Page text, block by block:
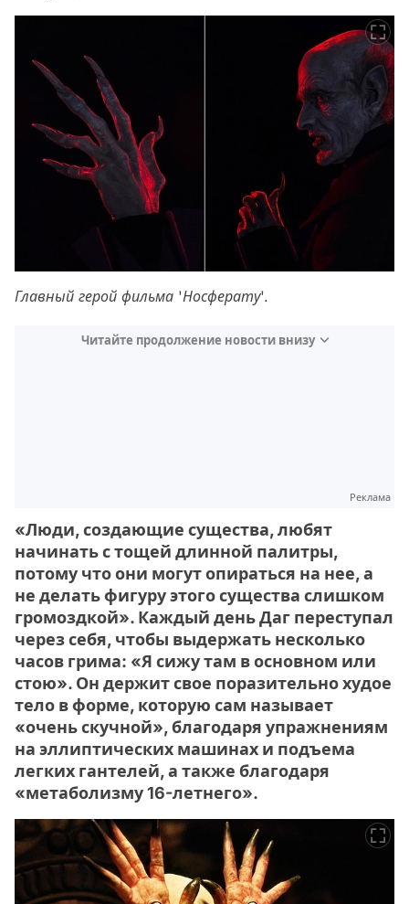
Главный герой фильма 'Носферату'.
Читайте продолжение новости внизу
Реклама
«Люди, создающие существа, любят
начинать с тощей длинной палитры,
потому что они могут опираться на нее, а
не делать фигуру этого существа слишком
громоздкой». Каждый день Даг переступал
через себя, чтобы выдержать несколько
часов грима: «Я сижу там в основном или
стою». Он держит свое поразительно худое
тело в форме, которую сам называет
«очень скучной», благодаря упражнениям
на эллиптических машинах и подъема
легких гантелей, а также благодаря
«метаболизму 16-летнего».